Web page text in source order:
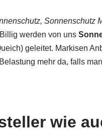
Sonnenschutz
werden von uns
geleitet. Markisen
mehr da, falls
wie